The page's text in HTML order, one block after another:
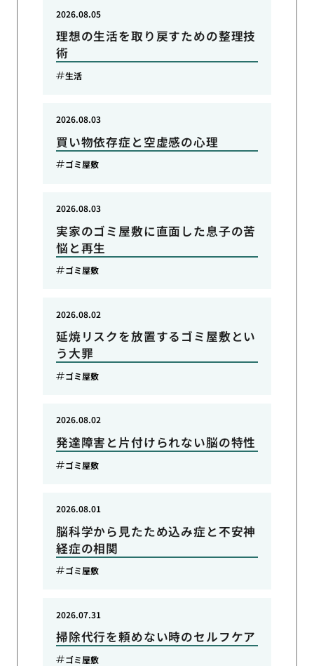
理想の生活を取り戻すための整理技
術
2026.08.05
生活
買い物依存症と空虚感の心理
2026.08.03
ゴミ屋敷
実家のゴミ屋敷に直面した息子の苦
悩と再生
2026.08.03
ゴミ屋敷
延焼リスクを放置するゴミ屋敷とい
う大罪
2026.08.02
ゴミ屋敷
発達障害と片付けられない脳の特性
2026.08.02
ゴミ屋敷
脳科学から見たため込み症と不安神
経症の相関
2026.08.01
ゴミ屋敷
掃除代行を頼めない時のセルフケア
2026.07.31
ゴミ屋敷